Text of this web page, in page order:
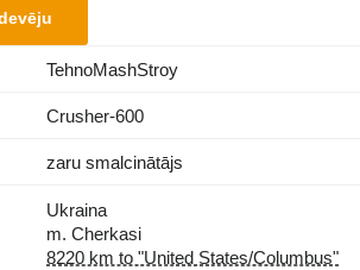
TehnoMashStroy
Crusher-600
zaru smalcinātājs
Ukraina
m. Cherkasi
8220 km to "United States/Columbus"